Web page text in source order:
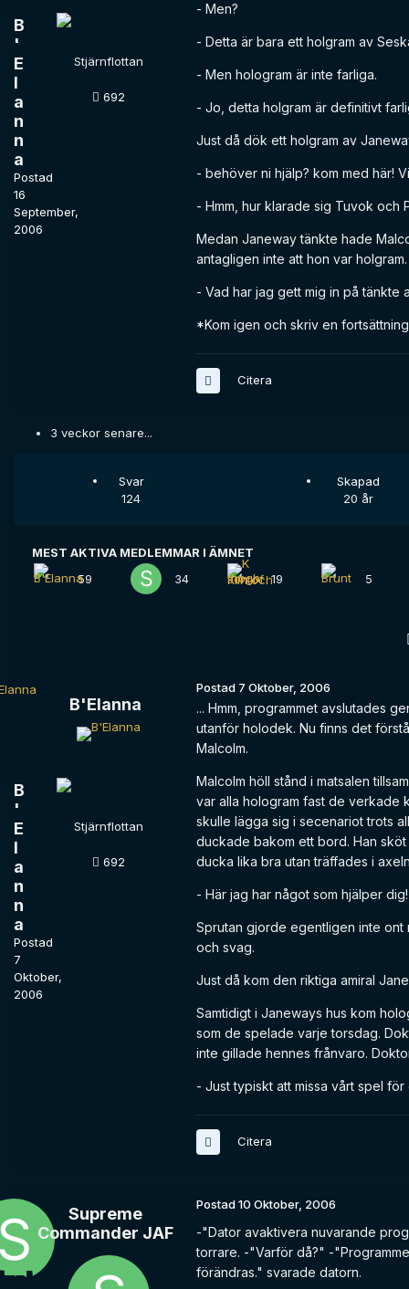
B
'
E
l
a
n
n
a
Postad
16
September,
2006
Stjärnflottan
692
- Men?
- Detta är bara ett holgram av
- Men hologram är inte farliga.
- Jo, detta holgram är definitivt
Just då dök ett holgram av
- behöver ni hjälp? kom med här!
- Hmm, hur klarade sig Tuvok och
Medan Janeway tänkte hade
antagligen inte att hon var holgram.
- Vad har jag gett mig in på tänkte
*Kom igen och skriv en
Citera
3 veckor senare...
Svar
124
Skapad
20 år
MEST AKTIVA MEDLEMMAR I ÄMNET
59
34 19 5
B
'
E
l
a
n
n
a
Postad
7
Oktober,
2006
B'Elanna
Stjärnflottan
692
Postad 7 Oktober, 2006
... Hmm, programmet avslutades
utanför holodek. Nu finns det
Malcolm.
Malcolm höll stånd i matsalen
var alla hologram fast de verkade
skulle lägga sig i secenariot trots
duckade bakom ett bord. Han
ducka lika bra utan träffades i
- Här jag har något som hjälper
Sprutan gjorde egentligen inte ont
och svag.
Just då kom den riktiga amiral
Samtidigt i Janeways hus kom
som de spelade varje torsdag.
inte gillade hennes frånvaro.
- Just typiskt att missa vårt spel
Citera
Supreme
Commander JAF
Postad10 Oktober, 2006
-"Dator avaktivera nuvarande
torrare. -"Varför då?" -
förändras." svarade datorn.